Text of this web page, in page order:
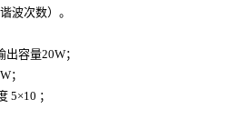
波次数）。
容量20W；
；
5×10 ；